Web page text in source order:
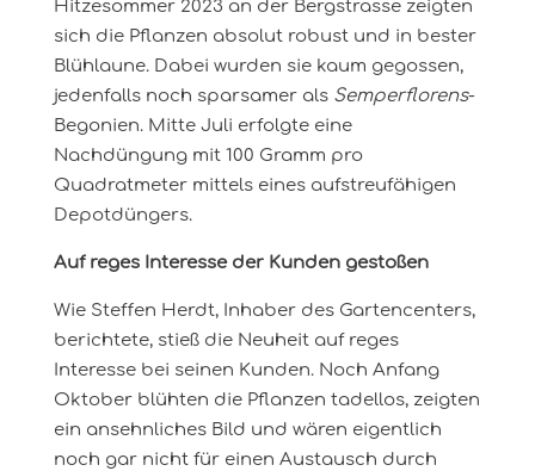
Hitzesommer 2023 an der Bergstrasse zeigten
sich die Pflanzen absolut robust und in bester
Blühlaune. Dabei wurden sie kaum gegossen,
jedenfalls noch sparsamer als Semperflorens-
Begonien. Mitte Juli erfolgte eine
Nachdüngung mit 100 Gramm pro
Quadratmeter mittels eines aufstreufähigen
Depotdüngers.
Auf reges Interesse der Kunden gestoßen
Wie Steffen Herdt, Inhaber des Gartencenters,
berichtete, stieß die Neuheit auf reges
Interesse bei seinen Kunden. Noch Anfang
Oktober blühten die Pflanzen tadellos, zeigten
ein ansehnliches Bild und wären eigentlich
noch gar nicht für einen Austausch durch